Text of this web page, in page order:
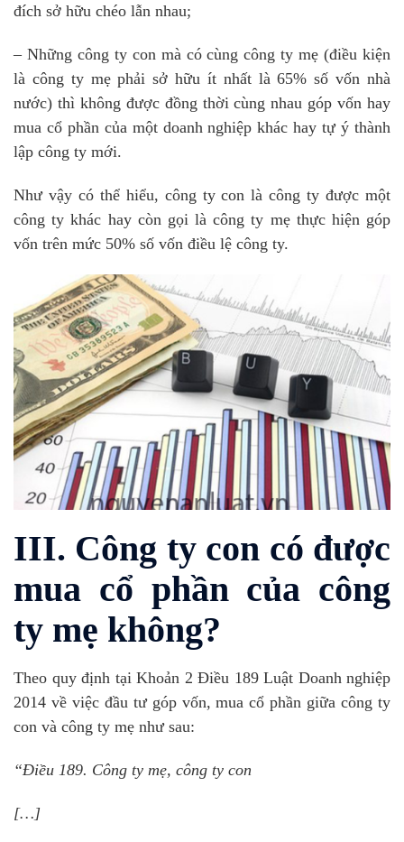
đích sở hữu chéo lẫn nhau;
– Những công ty con mà có cùng công ty mẹ (điều kiện
là công ty mẹ phải sở hữu ít nhất là 65% số vốn nhà
nước) thì không được đồng thời cùng nhau góp vốn hay
mua cổ phần của một doanh nghiệp khác hay tự ý thành
lập công ty mới.
Như vậy có thể hiểu, công ty con là công ty được một
công ty khác hay còn gọi là công ty mẹ thực hiện góp
vốn trên mức 50% số vốn điều lệ công ty.
III. Công ty con có được
mua cổ phần của công
ty mẹ không?
Theo quy định tại Khoản 2 Điều 189 Luật Doanh nghiệp
2014 về việc đầu tư góp vốn, mua cổ phần giữa công ty
con và công ty mẹ như sau:
“Điều 189. Công ty mẹ, công ty con
[…]